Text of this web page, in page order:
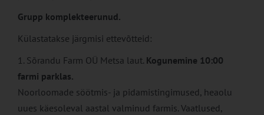
Grupp komplekteerunud.
Külastatakse järgmisi ettevõtteid:
1. Sõrandu Farm OÜ Metsa laut. Kogunemine 10:00
farmi parklas.
Noorloomade söötmis- ja pidamistingimused, heaolu
uues käesoleval aastal valminud farmis. Vaatlused,